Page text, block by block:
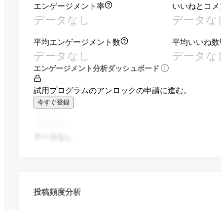
エンゲージメント率
データなし
いいねとコ
データな
平均エンゲージメント数
データなし
平均いいね数
データな
エンゲージメント分析ダッシュボード
試用プログラムのアンロックの申請に進む。
今すぐ登録
投稿頻度分析